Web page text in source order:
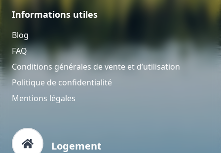
Informations utiles
Blog
FAQ
Conditions générales de vente et d’utilisation
Politique de confidentialité
Mentions légales
Logement